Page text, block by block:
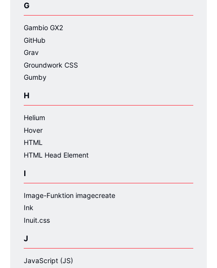
G
Gambio GX2
GitHub
Grav
Groundwork CSS
Gumby
H
Helium
Hover
HTML
HTML Head Element
I
Image-Funktion imagecreate
Ink
Inuit.css
J
JavaScript (JS)